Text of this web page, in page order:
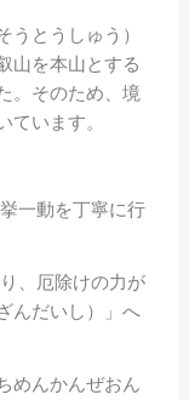
とうしゅう）
山を本山とする
。そのため、境
います。
一動を丁寧に行
、厄除けの力が
んだいし）」へ
めんかんぜおん